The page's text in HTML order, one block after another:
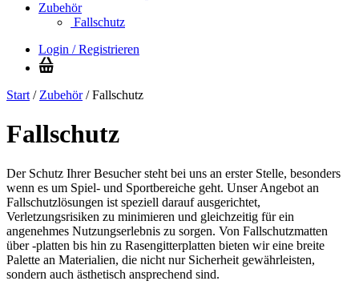
Zubehör
Fallschutz
Login / Registrieren
Start / Zubehör/ Fallschutz
Fallschutz
Der Schutz Ihrer Besucher steht bei uns an erster Stelle, besonders
wenn es um Spiel- und Sportbereiche geht. Unser Angebot an
Fallschutzlösungen ist speziell darauf ausgerichtet,
Verletzungsrisiken zu minimieren und gleichzeitig für ein
angenehmes Nutzungserlebnis zu sorgen. Von Fallschutzmatten
über -platten bis hin zu Rasengitterplatten bieten wir eine breite
Palette an Materialien, die nicht nur Sicherheit gewährleisten,
sondern auch ästhetisch ansprechend sind.